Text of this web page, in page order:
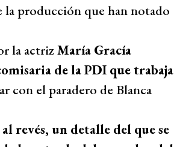
la producción que han notado
la actrizMaría Gracía
de la PDI que trabaja
con el paradero de Blanca
revés, un detalle del que se